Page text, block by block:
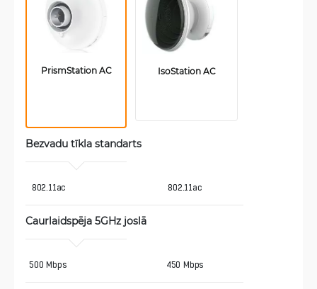
PrismStation AC IsoStation AC
Bezvadu tīkla standarts
802.11ac 802.11ac
Caurlaidspēja 5GHz joslā
500 Mbps 450 Mbps